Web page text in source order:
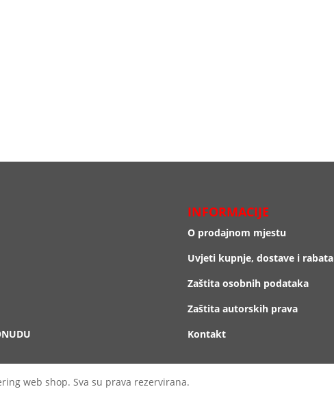
INFORMACIJE
O prodajnom mjestu
Uvjeti kupnje, dostave i rabata
Zaštita osobnih podataka
Zaštita autorskih prava
Kontakt
web shop. Sva su prava rezervirana.